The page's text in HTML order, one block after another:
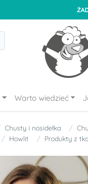
Warto wiedzieć
Chusty i nosidełka
Howlit Produkty z